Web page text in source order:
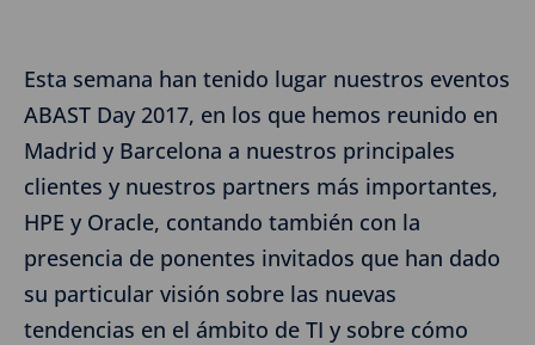
Esta semana han tenido lugar nuestros eventos
ABAST Day 2017, en los que hemos reunido en
Madrid y Barcelona a nuestros principales
clientes y nuestros partners más importantes,
HPE y Oracle, contando también con la
presencia de ponentes invitados que han dado
su particular visión sobre las nuevas
tendencias en el ámbito de TI y sobre cómo